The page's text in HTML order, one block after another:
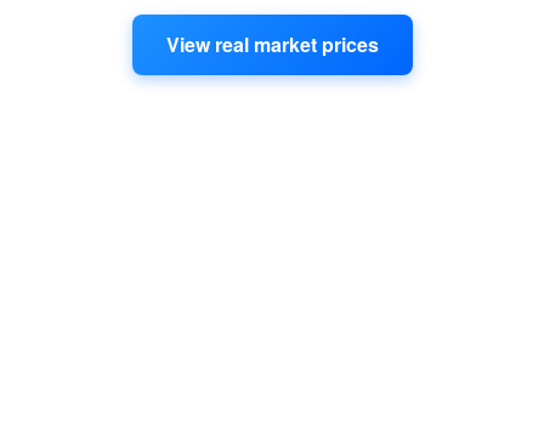
προσαρμοσμένες ανά κατηγορία, περιοχή ή
χρονική περίοδο. Ιδανικό για ενημερωτικές
πύλες, εμπόρους σκραπ, εταιρείες
View real market prices